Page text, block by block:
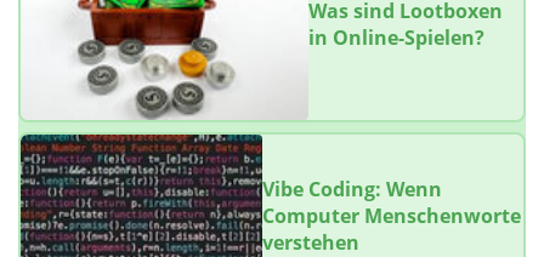
Was sind Lootboxen
in Online-Spielen?
Vibe Coding: Wenn
Computer Menschenworte
verstehen